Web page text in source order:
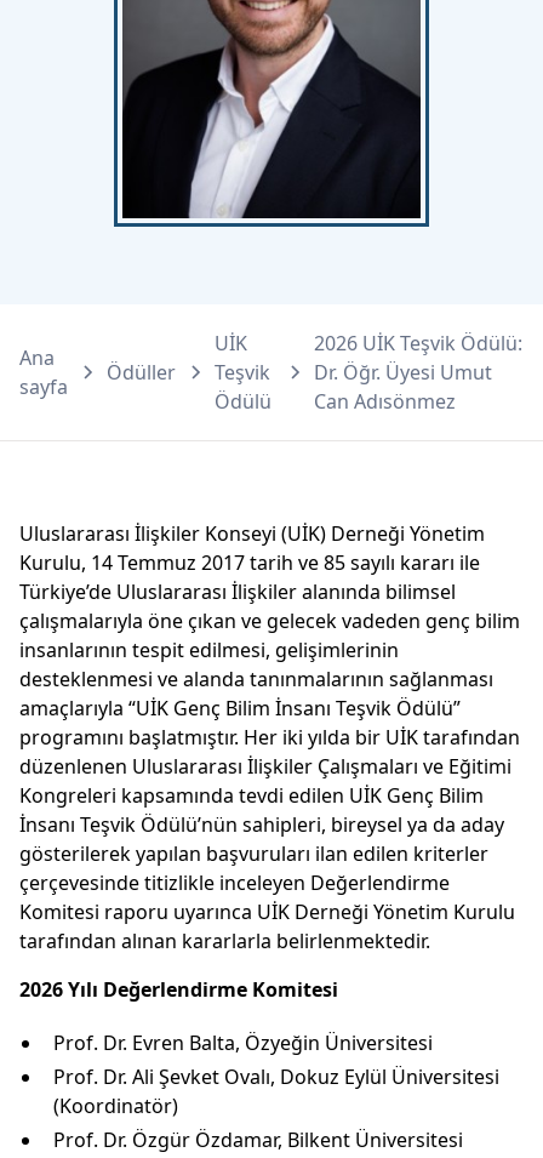
Ana
sayfa
Ödüller
UİK
Teşvik
Ödülü
2026 UİK Teşvik Ödülü:
Dr. Öğr. Üyesi Umut
Can Adısönmez
Uluslararası İlişkiler Konseyi (UİK) Derneği Yönetim
Kurulu, 14 Temmuz 2017 tarih ve 85 sayılı kararı ile
Türkiye’de Uluslararası İlişkiler alanında bilimsel
çalışmalarıyla öne çıkan ve gelecek vadeden genç bilim
insanlarının tespit edilmesi, gelişimlerinin
desteklenmesi ve alanda tanınmalarının sağlanması
amaçlarıyla “UİK Genç Bilim İnsanı Teşvik Ödülü”
programını başlatmıştır. Her iki yılda bir UİK tarafından
düzenlenen Uluslararası İlişkiler Çalışmaları ve Eğitimi
Kongreleri kapsamında tevdi edilen UİK Genç Bilim
İnsanı Teşvik Ödülü’nün sahipleri, bireysel ya da aday
gösterilerek yapılan başvuruları ilan edilen kriterler
çerçevesinde titizlikle inceleyen Değerlendirme
Komitesi raporu uyarınca UİK Derneği Yönetim Kurulu
tarafından alınan kararlarla belirlenmektedir.
2026 Yılı Değerlendirme Komitesi
Prof. Dr. Evren Balta, Özyeğin Üniversitesi
Prof. Dr. Ali Şevket Ovalı, Dokuz Eylül Üniversitesi
(Koordinatör)
Prof. Dr. Özgür Özdamar, Bilkent Üniversitesi